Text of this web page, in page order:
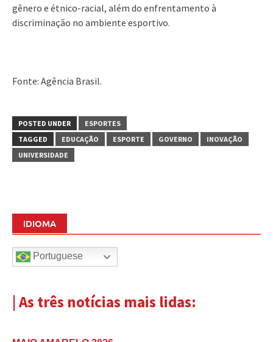
gênero e étnico-racial, além do enfrentamento à
discriminação no ambiente esportivo.
Fonte: Agência Brasil.
POSTED UNDER
ESPORTES
TAGGED
EDUCAÇÃO ESPORTE GOVERNO
INOVAÇÃO
UNIVERSIDADE
IDIOMA
Portuguese
| As três notícias mais lidas: